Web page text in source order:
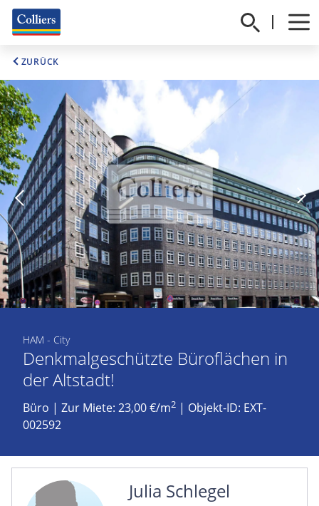
ZURÜCK
HAM - City
Denkmalgeschützte Büroflächen in
der Altstadt!
Büro | Zur Miete: 23,00 €/m2 | Objekt-ID: EXT-
002592
Julia Schlegel